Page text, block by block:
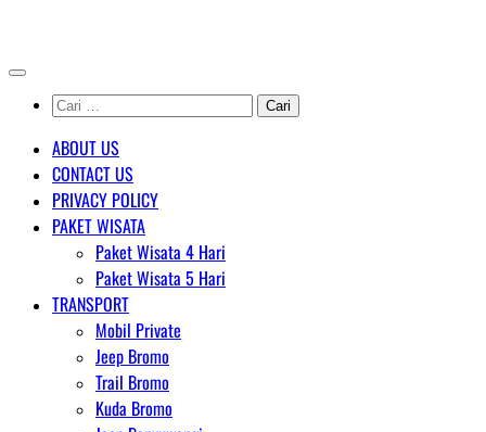
content
Cari
untuk:
ABOUT US
CONTACT US
PRIVACY POLICY
PAKET WISATA
Paket Wisata 4 Hari
Paket Wisata 5 Hari
TRANSPORT
Mobil Private
Jeep Bromo
Trail Bromo
Kuda Bromo